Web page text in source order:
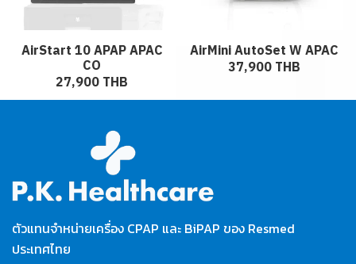
AirStart 10 APAP APAC
CO
27,900 THB
AirMini AutoSet W APAC
37,900 THB
ตัวแทนจำหน่ายเครื่อง CPAP และ BiPAP ของ Resmed
ประเทศไทย